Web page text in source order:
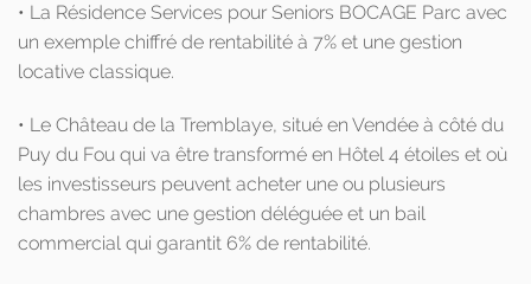
• La Résidence Services pour Seniors BOCAGE Parc avec
un exemple chiffré de rentabilité à 7% et une gestion
locative classique.
• Le Château de la Tremblaye, situé en Vendée à côté du
Puy du Fou qui va être transformé en Hôtel 4 étoiles et où
les investisseurs peuvent acheter une ou plusieurs
chambres avec une gestion déléguée et un bail
commercial qui garantit 6% de rentabilité.